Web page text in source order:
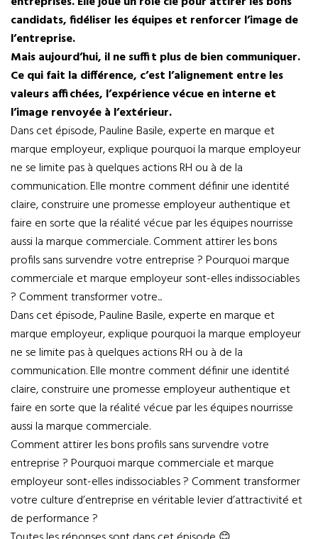
candidats, fidéliser les équipes et renforcer l’image de
l’entreprise.
Mais aujourd’hui, il ne suffit plus de bien communiquer.
Ce qui fait la différence, c’est l’alignement entre les
valeurs affichées, l’expérience vécue en interne et
l’image renvoyée à l’extérieur.
Dans cet épisode, Pauline Basile, experte en marque et
marque employeur, explique pourquoi la marque employeur
ne se limite pas à quelques actions RH ou à de la
communication. Elle montre comment définir une identité
claire, construire une promesse employeur authentique et
faire en sorte que la réalité vécue par les équipes nourrisse
aussi la marque commerciale. Comment attirer les bons
profils sans survendre votre entreprise ? Pourquoi marque
commerciale et marque employeur sont-elles indissociables
? Comment transformer votre...
Dans cet épisode, Pauline Basile, experte en marque et
marque employeur, explique pourquoi la marque employeur
ne se limite pas à quelques actions RH ou à de la
communication. Elle montre comment définir une identité
claire, construire une promesse employeur authentique et
faire en sorte que la réalité vécue par les équipes nourrisse
aussi la marque commerciale.
Comment attirer les bons profils sans survendre votre
entreprise ? Pourquoi marque commerciale et marque
employeur sont-elles indissociables ? Comment transformer
votre culture d’entreprise en véritable levier d’attractivité et
de performance ?